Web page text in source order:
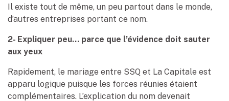
Il existe tout de même, un peu partout dans le monde,
d’autres entreprises portant ce nom.
2- Expliquer peu… parce que l’évidence doit sauter
aux yeux
Rapidement, le mariage entre SSQ et La Capitale est
apparu logique puisque les forces réunies étaient
complémentaires. L’explication du nom devenait